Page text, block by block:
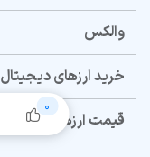
0
والکس
خرید ارزهای دیجیتال
قیمت ارزهای دیجیتال